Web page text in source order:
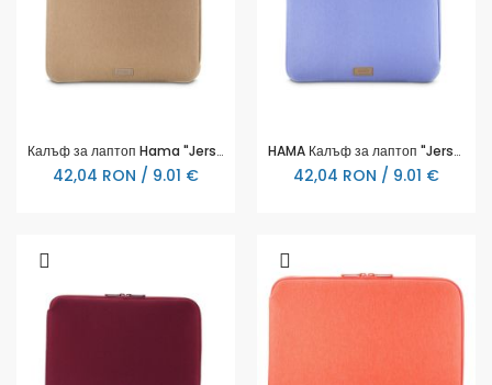
Калъф за лаптоп Hama "Jersey", от 34 - 36 cm (13.3"- 14.1"), светло кафява
42,04 RON / 9.01 €
HAMA Калъф за лаптоп "Jersey", от 34 - 36 cm (13.3"- 14.1"), лилав
42,04 RON / 9.01 €